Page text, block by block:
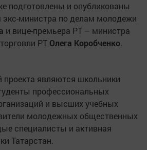
подготовлены и опубликованы
экс-министра по делам молодежи
и вице-премьера РТ – министра
РТ Олега Коробченко.
проекта являются школьники
профессиональных
и высших учебных
молодежных общественных
специалисты и активная
Татарстан.